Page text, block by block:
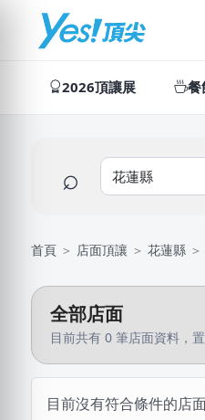
2026頂讓展 餐
⌕
首頁 ＞ 店面頂讓 ＞ 花蓮縣 ＞
全部店面
目前共有 0 筆店面資料，
目前沒有符合條件的店